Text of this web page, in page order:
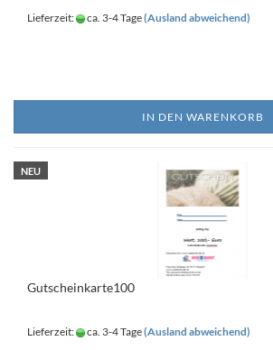
Lieferzeit: ca. 3-4 Tage(Ausland abweichend)
IN DEN WARENKORB
NEU
Gutscheinkarte100
Lieferzeit: ca. 3-4 Tage(Ausland abweichend)